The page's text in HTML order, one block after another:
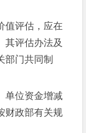
评估，应在
其评估办法及
部门共同制
位资金增减
财政部有关规